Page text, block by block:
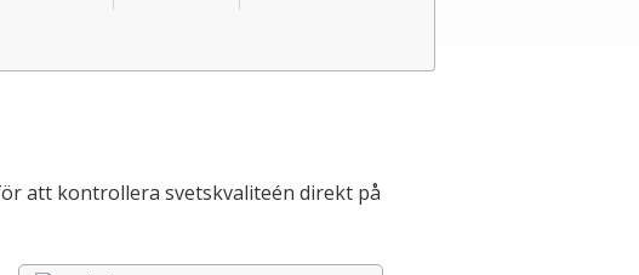
att kontrollera svetskvaliteén direkt på